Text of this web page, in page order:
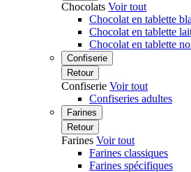
Chocolats Voir tout
Chocolat en tablette
Chocolat en tablette
Chocolat en tablette
Confiserie
Retour
Confiserie Voir tout
Confiseries adultes
Farines
Retour
Farines Voir tout
Farines classiques
Farines spécifiques